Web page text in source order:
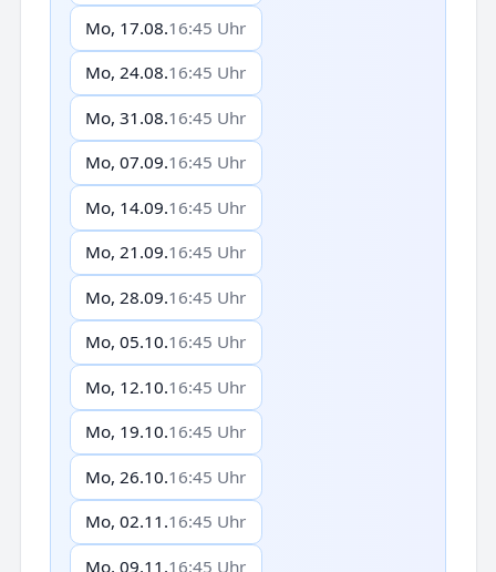
Mo, 17.08.16:45 Uhr
Mo, 24.08.16:45 Uhr
Mo, 31.08.16:45 Uhr
Mo, 07.09.16:45 Uhr
Mo, 14.09.16:45 Uhr
Mo, 21.09.16:45 Uhr
Mo, 28.09.16:45 Uhr
Mo, 05.10.16:45 Uhr
Mo, 12.10.16:45 Uhr
Mo, 19.10.16:45 Uhr
Mo, 26.10.16:45 Uhr
Mo, 02.11.16:45 Uhr
Mo, 09.11.16:45 Uhr